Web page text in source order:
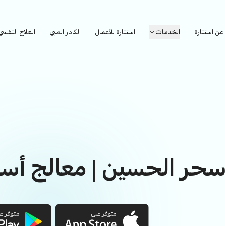
عن استنارة الخدمات استنارة للأعمال الكادر الطبي العلاج
سحر الحسين | معالج